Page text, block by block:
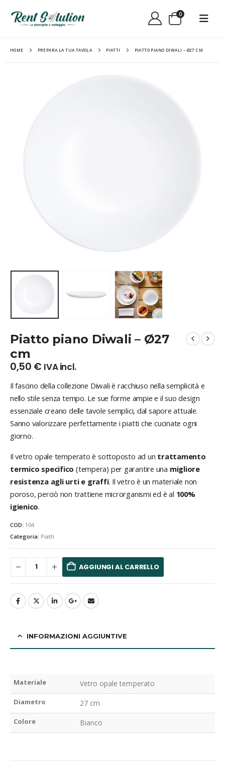
0
HOME PREPARA LA TUA TAVOLA PIATTI PIATTO PIANO DIWALI – Ø27 CM
Piatto piano Diwali – Ø27
cm
0,50 € IVA incl.
Il fascino della collezione Diwali è racchiuso nella semplicità e
nello stile senza tempo. Le sue forme ampie e il suo design
essenziale creano delle tavole semplici, dal sapore attuale.
Sanno valorizzare perfettamente i piatti che cucinate ogni
giorno.
Il vetro opale temperato è sottoposto ad un trattamento
termico specifico (tempera) per garantire una migliore
resistenza agli urti e graffi. Il vetro è un materiale non
poroso, perciò non trattiene microrganismi ed è al 100%
igienico.
COD: 104
Categoria: Piatti
AGGIUNGI AL CARRELLO
INFORMAZIONI AGGIUNTIVE
Materiale Vetro opale temperato
Diametro 27 cm
Colore Bianco